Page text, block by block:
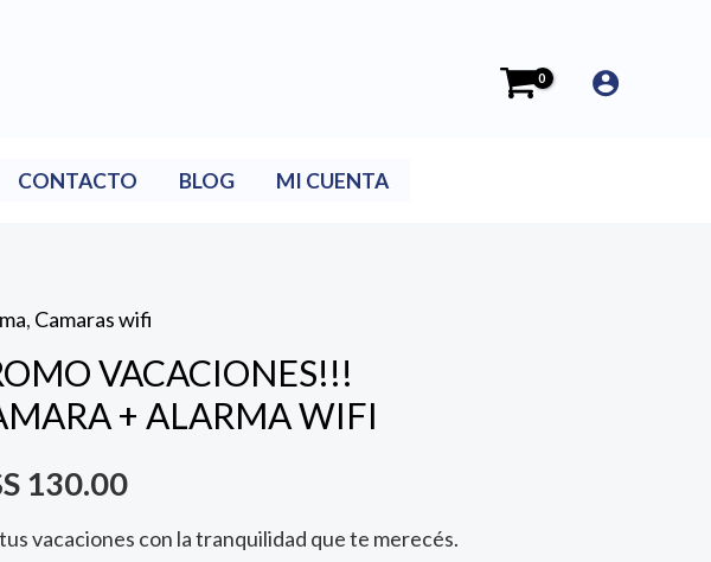
CONTACTO BLOG MI CUENTA
, Camaras wifi
VACACIONES!!!
+ ALARMA WIFI
130.00
vacaciones con la tranquilidad que te merecés.